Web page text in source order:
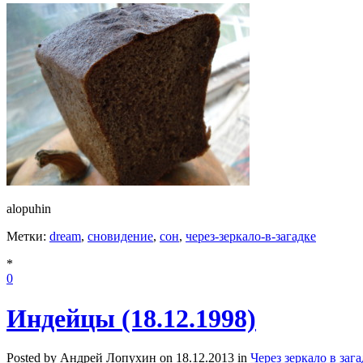
alopuhin
Метки: dream, сновидение, сон, через-зеркало-в-загадке
*
0
Индейцы (18.12.1998)
Posted by Андрей Лопухин on 18.12.2013 in Через зеркало в